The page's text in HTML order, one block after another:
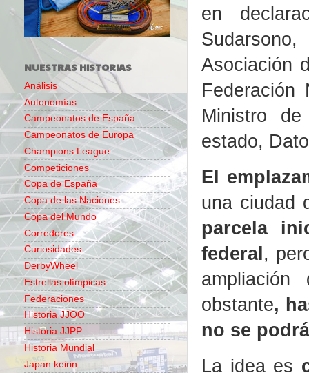
en
Asociación
Federación
Ministro
estado,
El
una ciudad
parcela
federal,
obstante,
no se
La idea es
NUESTRAS HISTORIAS
Análisis
Autonomías
Campeonatos de España
Campeonatos de Europa
Champions League
Competiciones
Copa de España
Copa de las Naciones
Copa del Mundo
Corredores
Curiosidades
DerbyWheel
Estrellas olímpicas
Federaciones
Historia JJOO
Historia JJPP
Historia Mundial
Japan keirin